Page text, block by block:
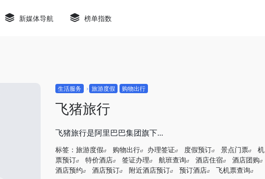
新媒体导航 榜单指数
生活服务 旅游度假 购物出行
飞猪旅行
飞猪旅行是阿里巴巴集团旗下...
标签： 旅游度假 购物出行 办理签证 度假预订 景点门票
机
票预订
特价酒店 签证办理 航班查询 酒店住宿
酒店团购
酒店预约
酒店预订 附近酒店预订 预订酒店
飞机票查询